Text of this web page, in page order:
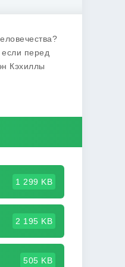
перед
Кэхиллы
1 299 KB
2 195 KB
505 KB